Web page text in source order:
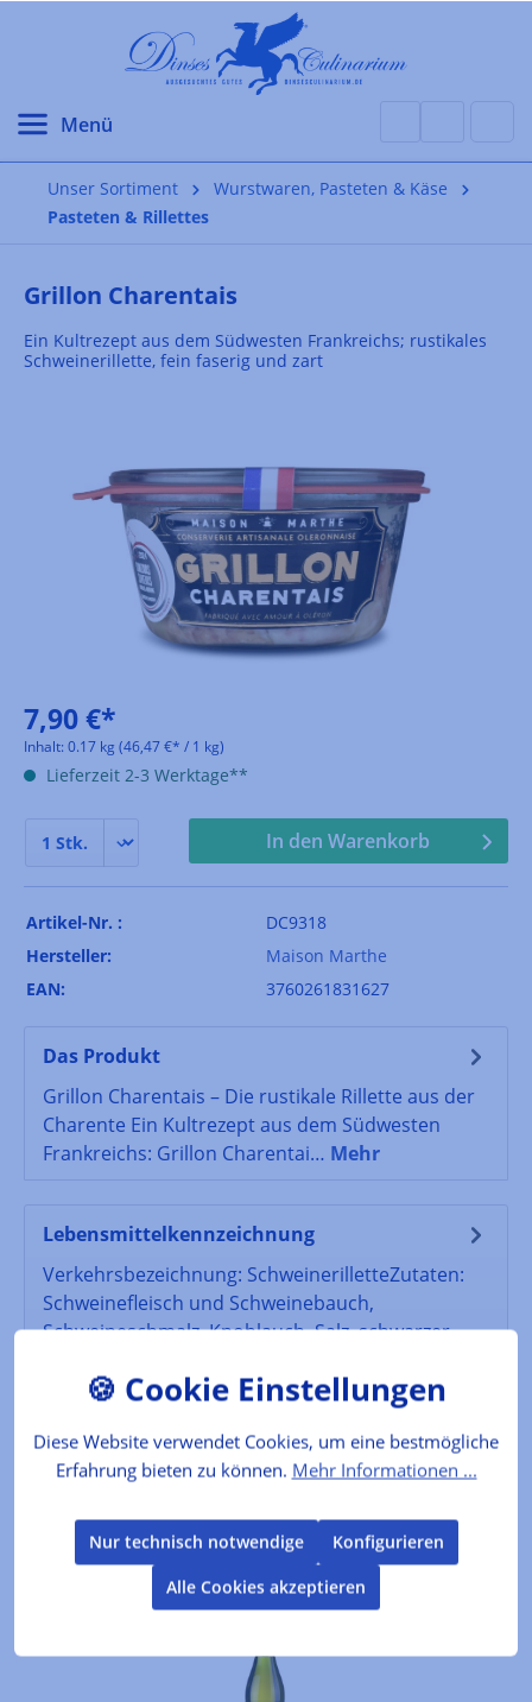
Unser Sortiment
Wurstwaren, Pasteten & Käse
Pasteten & Rillettes
Grillon Charentais
Ein Kultrezept aus dem Südwesten Frankreichs; rustikales
Schweinerillette, fein faserig und zart
7,90 €*
Inhalt: 0.17 kg (46,47 €* / 1 kg)
Lieferzeit 2-3 Werktage**
In den Warenkorb
Artikel-Nr. :
DC9318
Hersteller:
Maison Marthe
EAN:
3760261831627
Das Produkt
Grillon Charentais – Die rustikale Rillette aus der
Charente Ein Kultrezept aus dem Südwesten
Frankreichs: Grillon Charentai… Mehr
Lebensmittelkennzeichnung
Verkehrsbezeichnung: SchweinerilletteZutaten:
Schweinefleisch und Schweinebauch,
Schweineschmalz, Knoblauch, Salz, schwarzer…
Bewertungen
Produktgalerie überspringen
Kunden kauften auch
Diese Website verwendet Cookies, um eine bestmögliche
Erfahrung bieten zu können. Mehr Informationen ...
Nur technisch notwendige
Konfigurieren
Alle Cookies akzeptieren